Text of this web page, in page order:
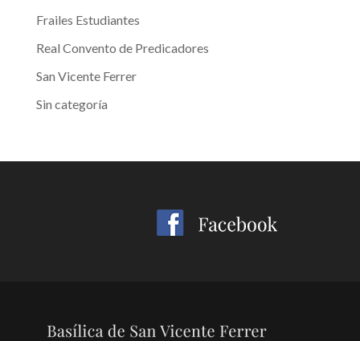
Frailes Estudiantes
Real Convento de Predicadores
San Vicente Ferrer
Sin categoría